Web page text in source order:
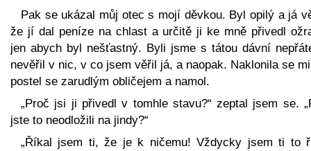
Pak se ukázal můj otec s mojí děvkou. Byl opilý a já
že jí dal peníze na chlast a určitě ji ke mně přivedl
jen abych byl nešťastný. Byli jsme s tátou dávní
nevěřil v nic, v co jsem věřil já, a naopak. Naklonila se
postel se zarudlým obličejem a namol.
„Proč jsi ji přivedl v tomhle stavu?“ zeptal jsem se.
jste to neodložili na jindy?“
„Říkal jsem ti, že je k ničemu! Vždycky jsem ti to